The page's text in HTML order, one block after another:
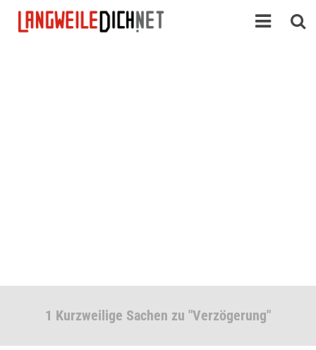
1 Kurzweilige Sachen zu "Verzögerung"